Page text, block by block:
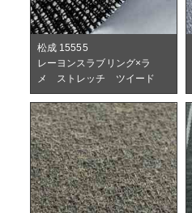
松成 15555
レーヨンスラブリング×ラ
メ ストレッチ ツイード